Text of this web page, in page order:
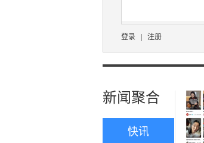
登录 注册
新闻聚合
快讯